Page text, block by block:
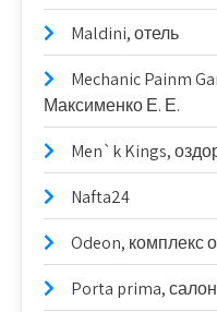
Maldini, отель
Mechanic Painm
Максименко Е. Е.
Men`k Kings,
Nafta24
Odeon, комплекс
Porta prima,